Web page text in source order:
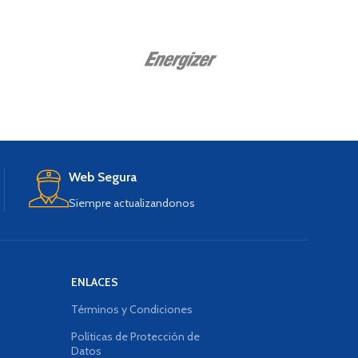
Web Segura
Siempre actualizandonos
ENLACES
Términos y Condiciones
Políticas de Protección de
Datos